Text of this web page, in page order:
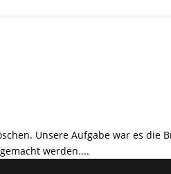
Unsere Aufgabe war es die
werden....